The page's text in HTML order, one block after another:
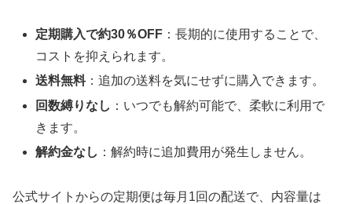
定期購入で約30％OFF ：長期的に使用することで、
コストを抑えられます。
送料無料：追加の送料を気にせずに購入できます。
回数縛りなし ：いつでも解約可能で、柔軟に利用で
きます。
解約金なし ：解約時に追加費用が発生しません。
公式サイトからの定期便は毎月1回の配送で、内容量は